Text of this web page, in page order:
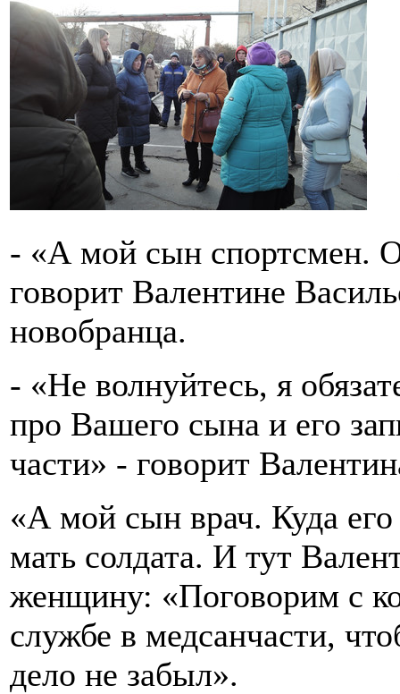
- «А мой сын спортсмен.
говорит Валентине
новобранца.
- «Не волнуйтесь, я
про Вашего сына и его
части» - говорит
«А мой сын врач. Куда его
мать солдата. И тут
женщину: «Поговорим с
службе в медсанчасти,
дело не забыл».